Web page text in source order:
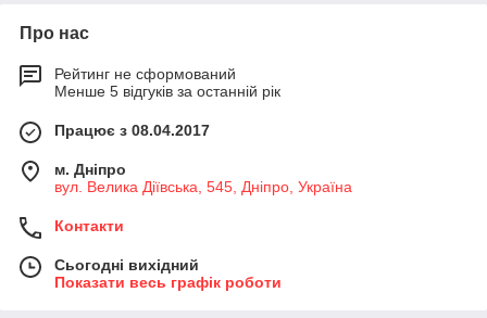
Про нас
Рейтинг не сформований
Менше 5 відгуків за останній рік
Працює з 08.04.2017
м. Дніпро
вул. Велика Діївська, 545, Дніпро, Україна
Контакти
Сьогодні вихідний
Показати весь графік роботи